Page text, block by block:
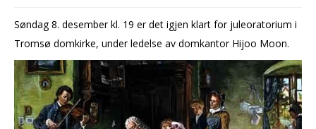
GRAVFERD
KONTAKT
Søndag 8. desember kl. 19 er det igjen klart for juleoratorium i
Tromsø domkirke, under ledelse av domkantor Hijoo Moon.